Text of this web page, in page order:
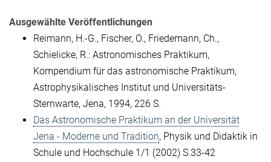
Ausgewählte Veröffentlichungen
Reimann, H.-G., Fischer, O., Friedemann, Ch.,
Schielicke, R.: Astronomisches Praktikum,
Kompendium für das astronomische Praktikum,
Astrophysikalisches Institut und Universitäts-
Sternwarte, Jena, 1994, 226 S.
Das Astronomische Praktikum an der Universität
Jena - Moderne und Tradition, Physik und Didaktik in
Schule und Hochschule 1/1 (2002) S.33-42